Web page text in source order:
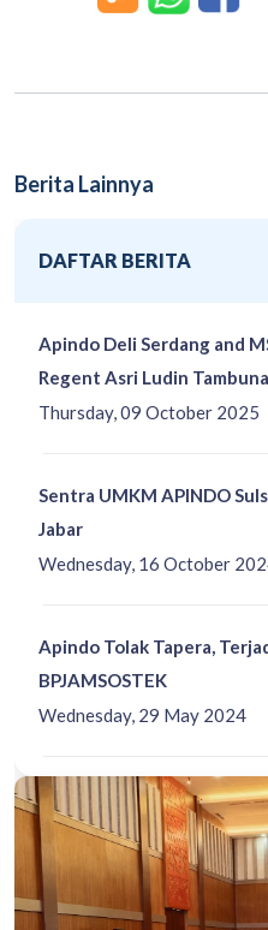
Berita Lainnya
DAFTAR BERITA
Thursday, 09 October 2025
Apindo Deli Serdang and
Regent Asri Ludin
Wednesday, 16 October
Sentra UMKM APINDO
Jabar
Wednesday, 29 May 2024
Apindo Tolak Tapera,
BPJAMSOSTEK